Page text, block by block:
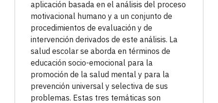
aplicación basada en el análisis del proceso
motivacional humano y a un conjunto de
procedimientos de evaluación y de
intervención derivados de este análisis. La
salud escolar se aborda en términos de
educación socio-emocional para la
promoción de la salud mental y para la
prevención universal y selectiva de sus
problemas. Estas tres temáticas son